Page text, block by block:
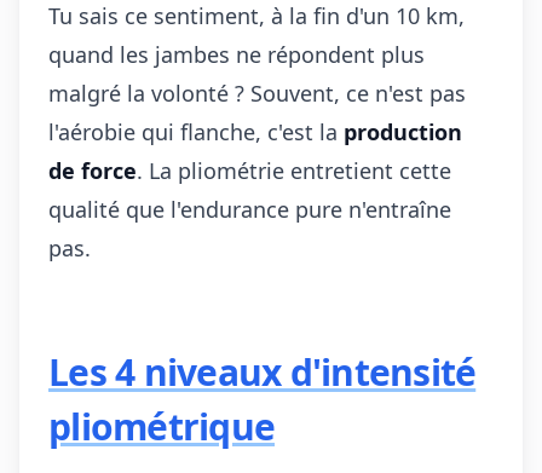
Tu sais ce sentiment, à la fin d'un 10 km,
quand les jambes ne répondent plus
malgré la volonté ? Souvent, ce n'est pas
l'aérobie qui flanche, c'est la production
de force. La pliométrie entretient cette
qualité que l'endurance pure n'entraîne
pas.
Les 4 niveaux d'intensité
pliométrique